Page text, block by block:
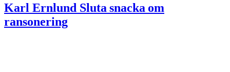
Karl Ernlund Sluta snacka om
ransonering